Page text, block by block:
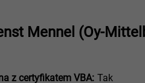
Mennel (Oy-
z certyfikatem VBA: Tak